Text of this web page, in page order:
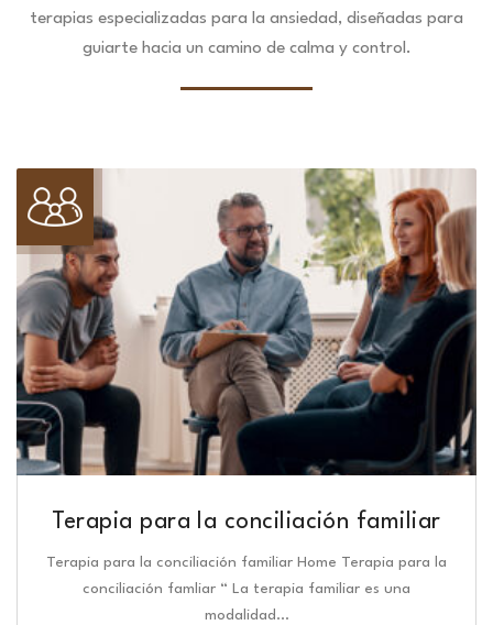
terapias especializadas para la ansiedad, diseñadas para
guiarte hacia un camino de calma y control.
Terapia para la conciliación familiar
Terapia para la conciliación familiar Home Terapia para la
conciliación famliar “ La terapia familiar es una
modalidad…